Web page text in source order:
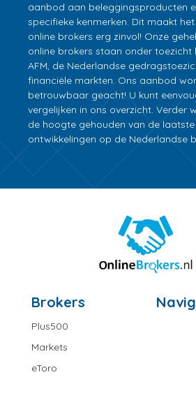
aanbod aan beleggingsproducten
specifieke kenmerken. Dit maakt
online brokers erg zinvol! Onze
online brokers staan onder
AFM, de Nederlandse
financiële markten. Ons aanbod
betrouwbaar geacht! U kunt
vergelijken in ons overzicht. Verder
de hoogte gehouden van de
ontwikkelingen op de Nederlandse
Brokers
Plus500
Markets
eToro